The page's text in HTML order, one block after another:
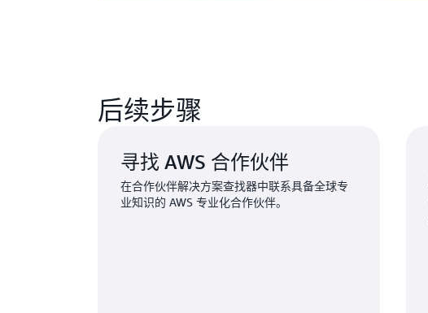
后续步骤
寻找 AWS 合作伙伴
在合作伙伴解决方案查找器中联系具备全球专
业知识的 AWS 专业化合作伙伴。